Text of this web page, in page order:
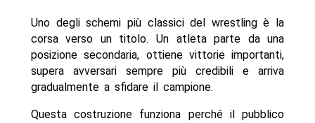
Uno degli schemi più classici del wrestling è la
corsa verso un titolo. Un atleta parte da una
posizione secondaria, ottiene vittorie importanti,
supera avversari sempre più credibili e arriva
gradualmente a sfidare il campione.
Questa costruzione funziona perché il pubblico